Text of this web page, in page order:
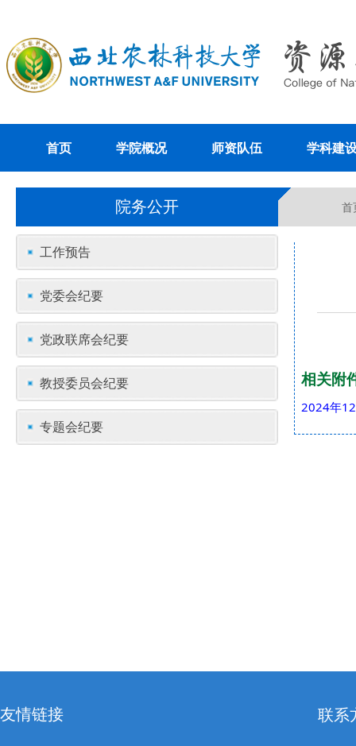
首页 学院概况 师资队伍 学科建
院务公开 首
工作预告
党委会纪要
党政联席会纪要
教授委员会纪要
专题会纪要
相关附
2024年
友情链接 联系